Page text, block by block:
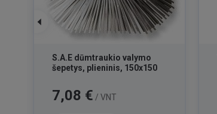
S.A.E dūmtraukio valymo
šepetys, plieninis, 150x150
Kaina
7,08 € / VNT